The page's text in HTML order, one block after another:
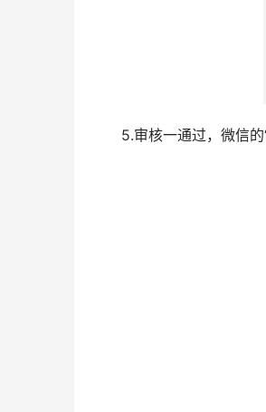
5.审核一通过，微信的